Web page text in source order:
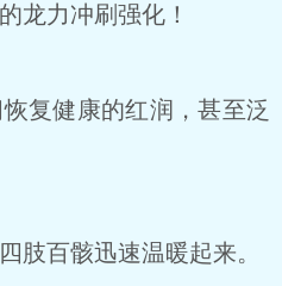
龙力冲刷强化！
复健康的红润，甚至泛
肢百骸迅速温暖起来。